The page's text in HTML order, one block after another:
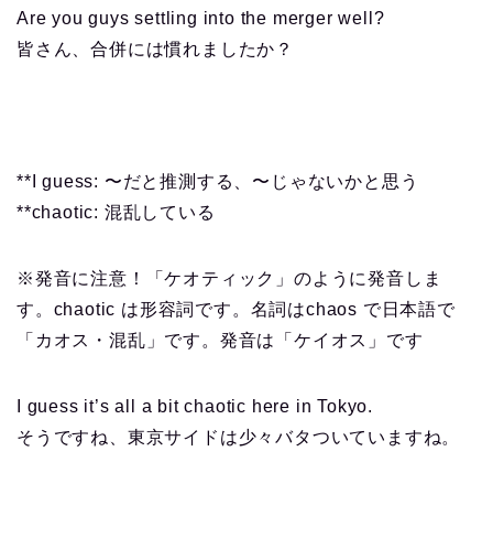
Are you guys settling into the merger well?
皆さん、合併には慣れましたか？
**I guess: 〜だと推測する、〜じゃないかと思う
**chaotic: 混乱している
※発音に注意！「ケオティック」のように発音しま
す。chaotic は形容詞です。名詞はchaos で日本語で
「カオス・混乱」です。発音は「ケイオス」です
I guess it’s all a bit chaotic here in Tokyo.
そうですね、東京サイドは少々バタついていますね。